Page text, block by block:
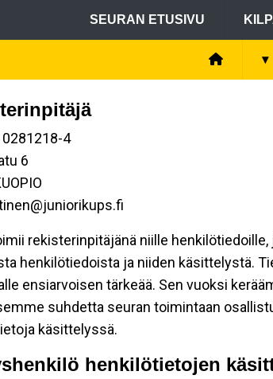
SEURAN ETUSIVU
▾
0281218-4
6
rekisterinpitäjänä niille
henkilötiedoista ja niiden käsittelystä.
ensiarvoisen tärkeää. Sen vuoksi
suhdetta seuran toimintaan
käsittelyssä.
henkilötietojen